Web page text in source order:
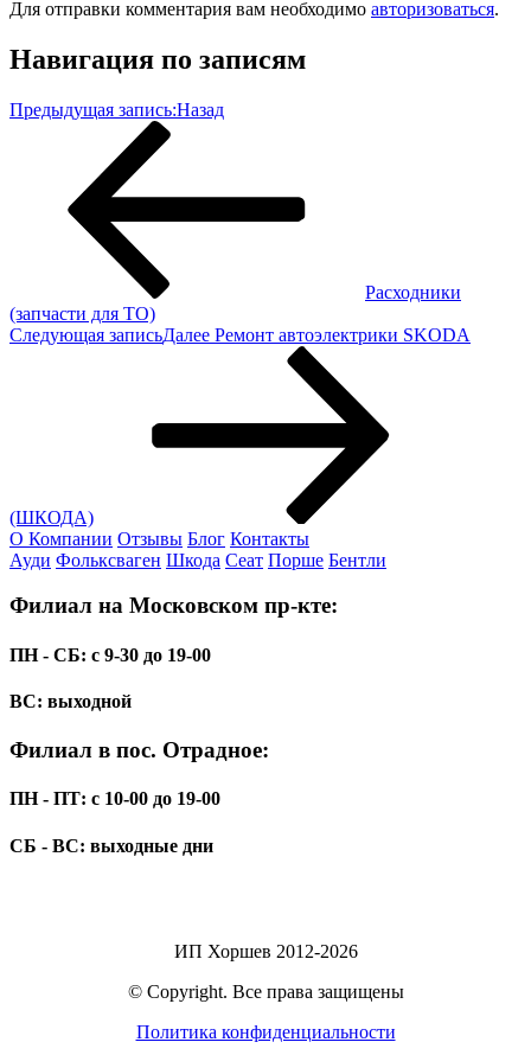
Для отправки комментария вам необходимо авторизоваться.
Навигация по записям
Предыдущая запись:Назад
Расходники
(запчасти для ТО)
Следующая записьДалее Ремонт автоэлектрики SKODA
(ШКОДА)
О Компании Отзывы Блог Контакты
Ауди Фольксваген Шкода Сеат Порше Бентли
Филиал на Московском пр-кте:
ПН - СБ: с 9-30 до 19-00
ВС: выходной
Филиал в пос. Отрадное:
ПН - ПТ: с 10-00 до 19-00
СБ - ВС: выходные дни
ИП Хоршев 2012-2026
© Copyright. Все права защищены
Политика конфиденциальности